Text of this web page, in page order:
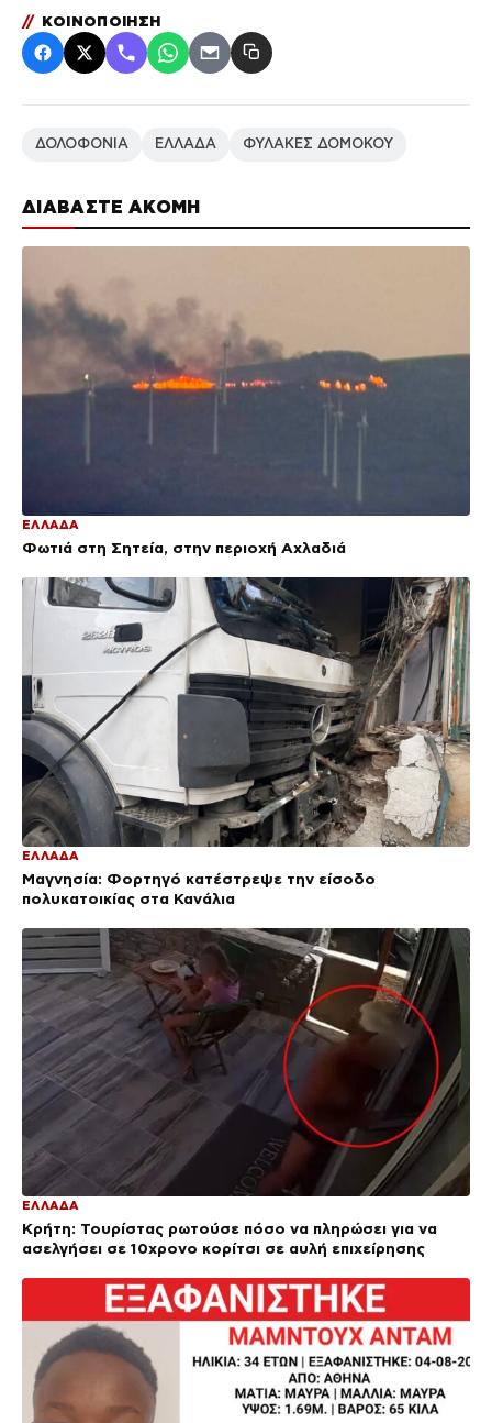
ΔΙΑΒΑΣΤΕ ΑΚΟΜΗ
ΕΛΛΑΔΑ
Φωτιά στη Σητεία, στην περιοχή Αχλαδιά
ΕΛΛΑΔΑ
Μαγνησία: Φορτηγό κατέστρεψε την είσοδο
πολυκατοικίας στα Κανάλια
ΕΛΛΑΔΑ
Κρήτη: Τουρίστας ρωτούσε πόσο να πληρώσει για να
ασελγήσει σε 10χρονο κορίτσι σε αυλή επιχείρησης
// ΚΟΙΝΟΠΟΙΗΣΗ
ΔΟΛΟΦΟΝΙΑ ΕΛΛΑΔΑ ΦΥΛΑΚΕΣ ΔΟΜΟΚΟΥ